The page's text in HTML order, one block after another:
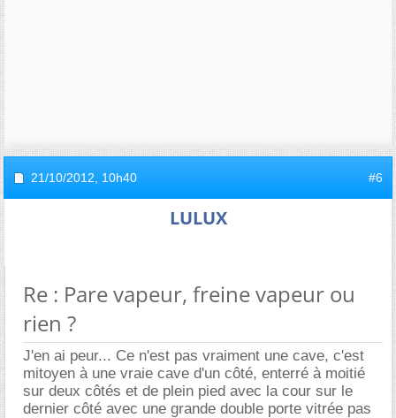
21/10/2012, 10h40 #6
LULUX
Re : Pare vapeur, freine vapeur ou
rien ?
J'en ai peur... Ce n'est pas vraiment une cave, c'est
mitoyen à une vraie cave d'un côté, enterré à moitié
sur deux côtés et de plein pied avec la cour sur le
dernier côté avec une grande double porte vitrée pas